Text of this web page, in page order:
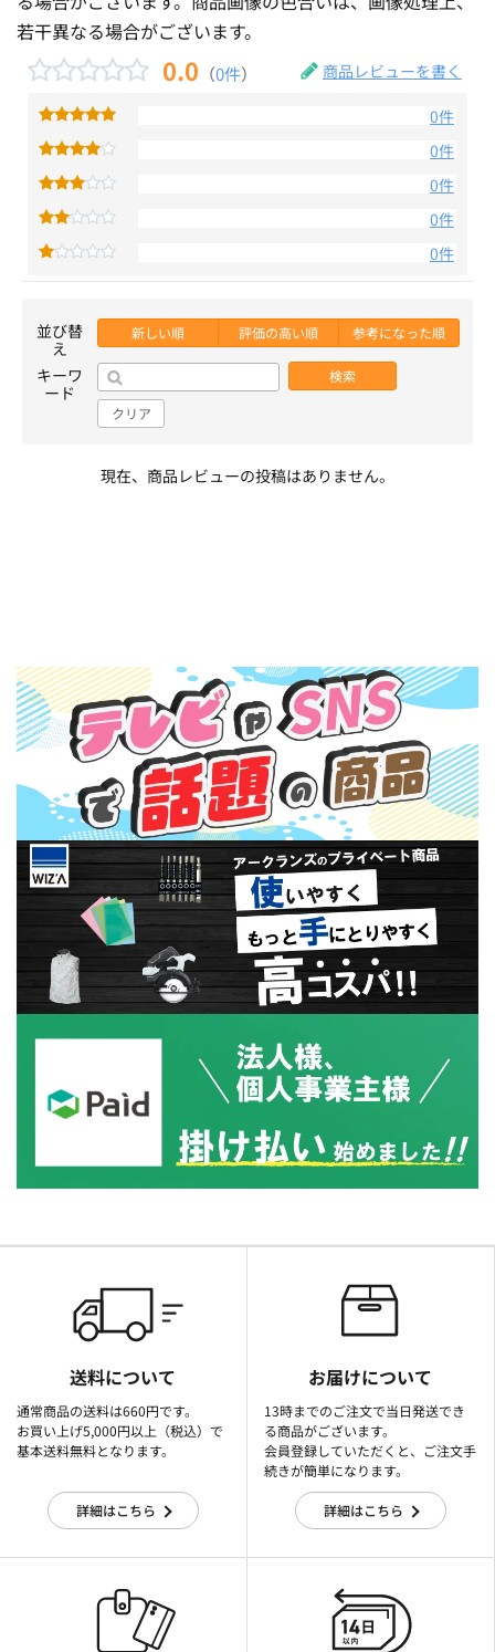
若干異なる場合がございます。
0.0 （0件） 商品レビューを書く
0件
0件
0件
0件
0件
並び替
え
新しい順 評価の高い順 参考になった順
キーワ
ード
検索
クリア
現在、商品レビューの投稿はありません。
送料について
通常商品の送料は660円です。
お買い上げ5,000円以上（税込）で
基本送料無料となります。
詳細はこちら
お届けについて
13時までのご注文で当日発送でき
る商品がございます。
会員登録していただくと、ご注文手
続きが簡単になります。
詳細はこちら